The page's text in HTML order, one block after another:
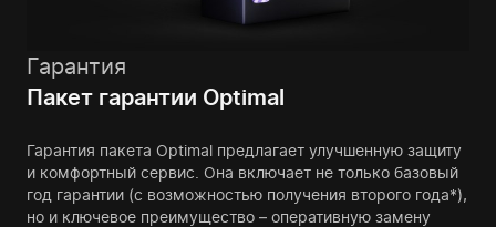
Гарантия
Пакет гарантии Optimal
Гарантия пакета Optimal предлагает улучшенную защиту
и комфортный сервис. Она включает не только базовый
год гарантии (с возможностью получения второго года*),
но и ключевое преимущество – оперативную замену